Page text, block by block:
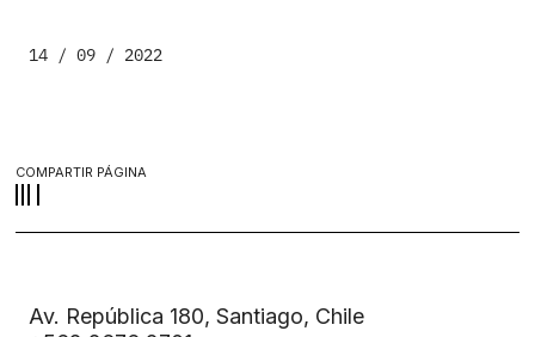
14 / 09 / 2022
COMPARTIR PÁGINA
Av. República 180, Santiago, Chile